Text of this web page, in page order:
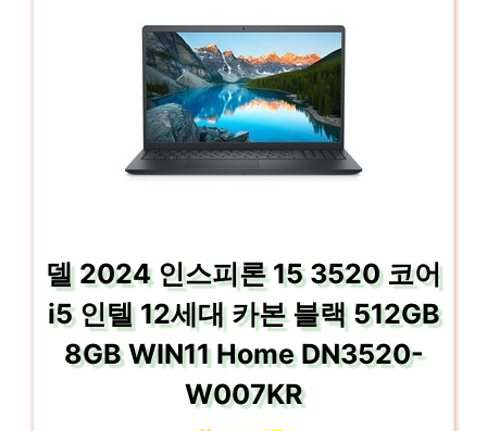
델 2024 인스피론 15 3520 코어
i5 인텔 12세대 카본 블랙 512GB
8GB WIN11 Home DN3520-
W007KR